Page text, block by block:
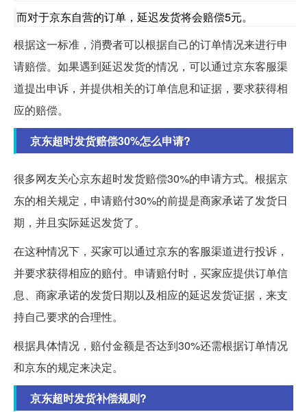
而对于京东自营的订单，延迟发货将会赔偿5元。
根据这一标准，消费者可以根据自己的订单情况来进行申
请赔偿。如果遇到延迟发货的情况，可以通过京东客服渠
道提出申诉，并提供相关的订单信息和证据，要求获得相
应的赔偿。
京东超时发货赔偿30%怎么申请?
很多网友关心京东超时发货赔偿30%的申请方式。根据京
东的相关规定，申请赔付30%的前提是商家承诺了发货日
期，并且实际延迟发货了。
在这种情况下，买家可以通过京东的客服渠道进行投诉，
并要求获得相应的赔付。申请赔付时，买家应提供订单信
息、商家承诺的发货日期以及相应的延迟发货证据，来支
持自己要求的合理性。
根据具体情况，赔付金额是否达到30%还需根据订单情况
和京东的规定来决定。
京东超时发货补偿规则?